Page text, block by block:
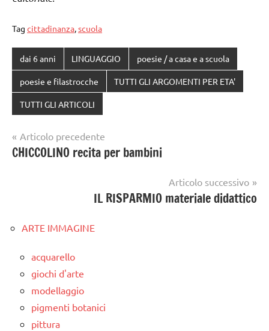
Tag cittadinanza,scuola
dai 6 anni LINGUAGGIO poesie / a casa e a scuola
poesie e filastrocche TUTTI GLI ARGOMENTI PER ETA'
TUTTI GLI ARTICOLI
Navigazione
articoli
Articolo precedente
CHICCOLINO recita per bambini
Articolo successivo
IL RISPARMIO materiale didattico
ARTE IMMAGINE
acquarello
giochi d'arte
modellaggio
pigmenti botanici
pittura